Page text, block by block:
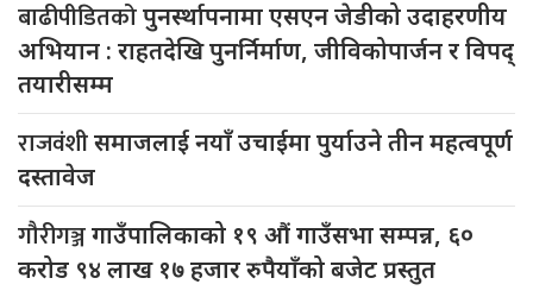
बाढीपीडितकोपुनर्स्थापनामा एसएन जेडीको उदाहरणीय
अभियान : राहतदेखि पुनर्निर्माण, जीविकोपार्जन र विपद्
तयारीसम्म
राजवंशीसमाजलाई नयाँ उचाईमा पुर्याउने तीन महत्वपूर्ण
दस्तावेज
गौरीगञ्जगाउँपालिकाको १९ औं गाउँसभा सम्पन्न, ६०
करोड ९४ लाख १७ हजार रुपैयाँको बजेट प्रस्तुत